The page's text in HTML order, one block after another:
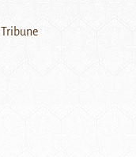
Tribune